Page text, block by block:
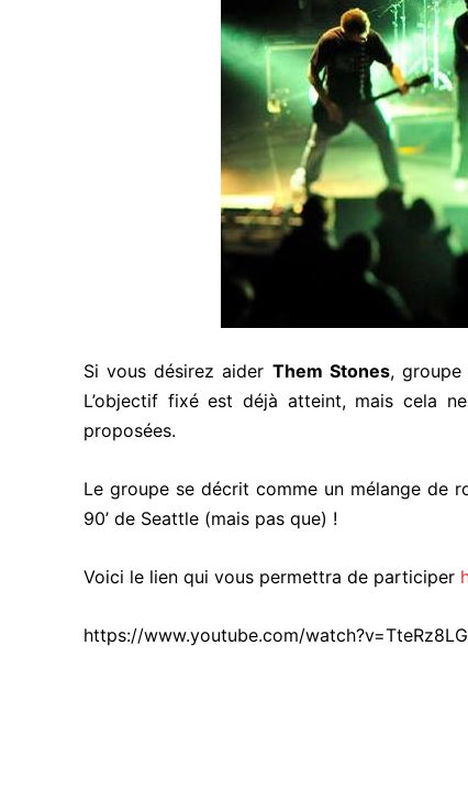
Si vous désirez aider Them Stones, groupe
L’objectif fixé est déjà atteint, mais cela
proposées.
Le groupe se décrit comme un mélange de
90’ de Seattle (mais pas que) !
Voici le lien qui vous permettra de participer
https://www.youtube.com/